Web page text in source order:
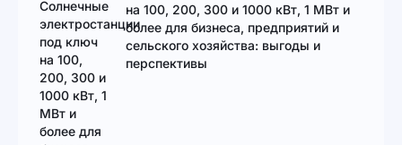
на 100, 200, 300 и 1000 кВт, 1 МВт и
более для бизнеса, предприятий и
сельского хозяйства: выгоды и
перспективы